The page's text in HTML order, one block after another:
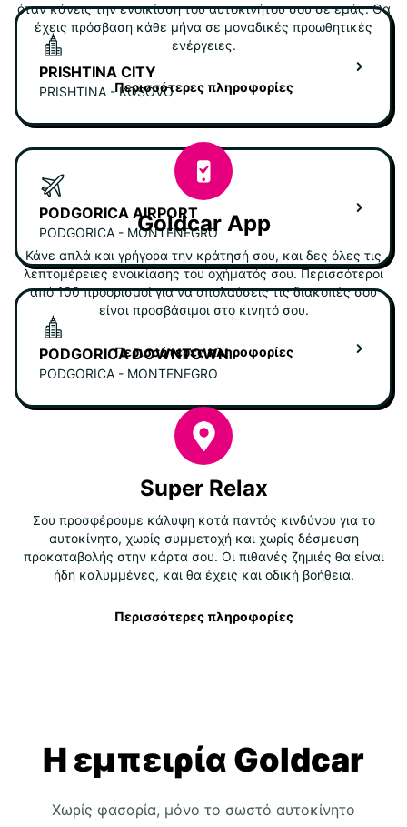
PRISHTINA CITY
PRISHTINA - KOSOVO
PODGORICA AIRPORT
PODGORICA - MONTENEGRO
PODGORICA DOWNTOWN
PODGORICA - MONTENEGRO
όταν κάνεις την ενοικίαση του αυτοκινήτου σου σε εμάς. Θα
έχεις πρόσβαση κάθε μήνα σε μοναδικές προωθητικές
ενέργειες.
Περισσότερες πληροφορίες
Goldcar App
Κάνε απλά και γρήγορα την κράτησή σου, και δες όλες τις
λεπτομέρειες ενοικίασης του οχήματός σου. Περισσότεροι
από 100 προορισμοί για να απολαύσεις τις διακοπές σου
είναι προσβάσιμοι στο κινητό σου.
Περισσότερες πληροφορίες
Super Relax
Σου προσφέρουμε κάλυψη κατά παντός κινδύνου για το
αυτοκίνητο, χωρίς συμμετοχή και χωρίς δέσμευση
προκαταβολής στην κάρτα σου. Οι πιθανές ζημιές θα είναι
ήδη καλυμμένες, και θα έχεις και οδική βοήθεια.
Περισσότερες πληροφορίες
Η εμπειρία Goldcar
Χωρίς φασαρία, μόνο το σωστό αυτοκίνητο